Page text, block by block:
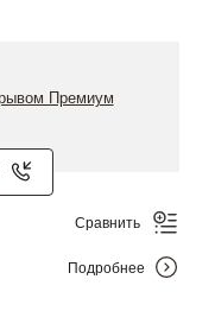
Сравнить
Подробнее